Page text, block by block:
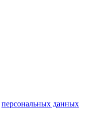
персональных данных